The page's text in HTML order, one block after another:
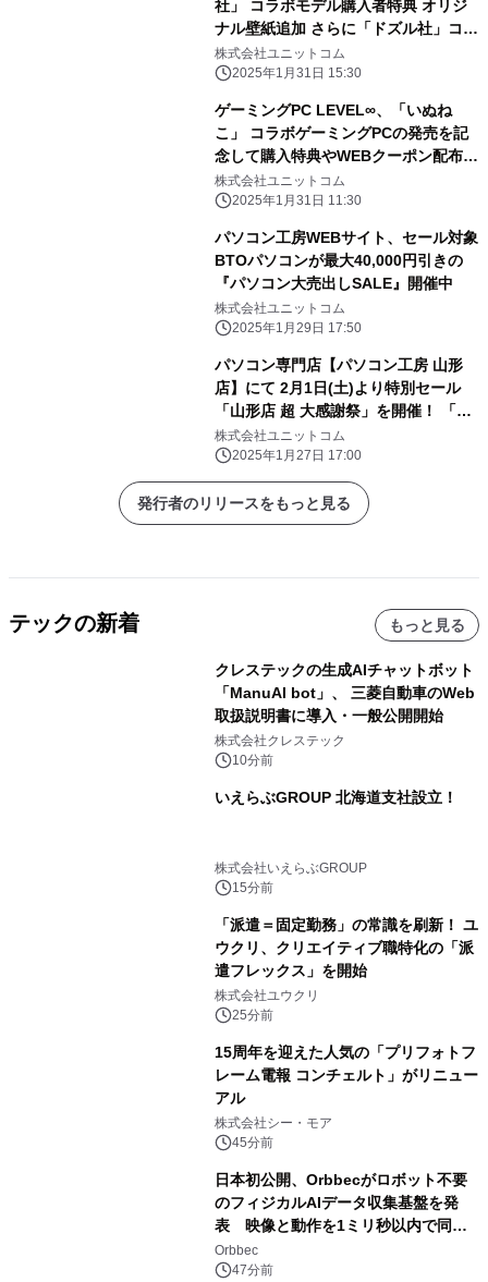
社」 コラボモデル購入者特典 オリジ
ナル壁紙追加 さらに「ドズル社」コラ
ボPC購入時に使える 5,000円OFF
WEBクーポン配布
株式会社ユニットコム
2025年1月31日 15:30
ゲーミングPC LEVEL∞、「いぬね
こ」 コラボゲーミングPCの発売を記
念して購入特典やWEBクーポン配布
さらに、サイン入りコラボPCが当たる
キャンペーン実施
株式会社ユニットコム
2025年1月31日 11:30
パソコン工房WEBサイト、セール対象
BTOパソコンが最大40,000円引きの
『パソコン大売出しSALE』開催中
株式会社ユニットコム
2025年1月29日 17:50
パソコン専門店【パソコン工房 山形
店】にて 2月1日(土)より特別セール
「山形店 超 大感謝祭」を開催！ 「オ
ススメ即納パソコン」を豊富に取り揃
え！ 更に「PCパーツ・周辺機器等の
セール商品」を記念プライスにてご奉
仕！
株式会社ユニットコム
2025年1月27日 17:00
発行者のリリースをもっと見る
テックの新着 もっと見る
クレステックの生成AIチャットボット
「ManuAI bot」、 三菱自動車のWeb
取扱説明書に導入・一般公開開始
株式会社クレステック
10分前
いえらぶGROUP 北海道支社設立！
株式会社いえらぶGROUP
15分前
「派遣＝固定勤務」の常識を刷新！ ユ
ウクリ、クリエイティブ職特化の「派
遣フレックス」を開始
株式会社ユウクリ
25分前
15周年を迎えた人気の「プリフォトフ
レーム電報 コンチェルト」がリニュー
アル
株式会社シー・モア
45分前
日本初公開、Orbbecがロボット不要
のフィジカルAIデータ収集基盤を発
表 映像と動作を1ミリ秒以内で同
期、約200グラムの試作機をROSCon
JP 2026で実演
Orbbec
47分前